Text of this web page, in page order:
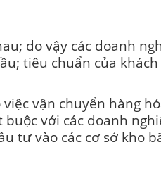
do vậy các doanh
tiêu chuẩn của
vận chuyển hàng
với các doanh
tư vào các cơ sở kho